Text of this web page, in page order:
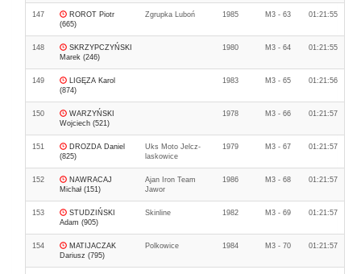
147
ROROT Piotr
(665)
Zgrupka Luboń 1985 M3 - 63 01:21:55
148
SKRZYPCZYŃSKI
Marek (246)
1980 M3 - 64 01:21:55
149
LIGĘZA Karol
(874)
1983 M3 - 65 01:21:56
150
WARZYŃSKI
Wojciech (521)
1978 M3 - 66 01:21:57
151
DROZDA Daniel
(825)
Uks Moto Jelcz-
laskowice
1979 M3 - 67 01:21:57
152
NAWRACAJ
Michał (151)
Ajan Iron Team
Jawor
1986 M3 - 68 01:21:57
153
STUDZIŃSKI
Adam (905)
Skinline 1982 M3 - 69 01:21:57
154
MATIJACZAK
Dariusz (795)
Polkowice 1984 M3 - 70 01:21:57